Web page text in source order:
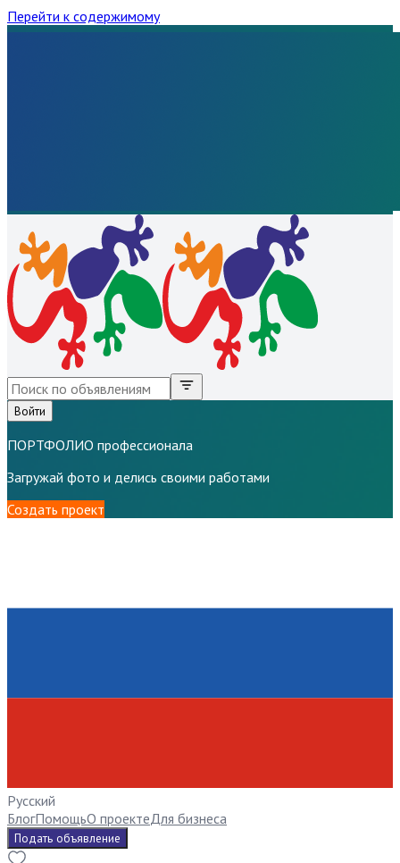
Перейти к содержимому
Войти
ПОРТФОЛИО профессионала
Загружай фото и делись своими работами
Создать проект
Русский
БлогПомощьО проектеДля бизнеса
Подать объявление